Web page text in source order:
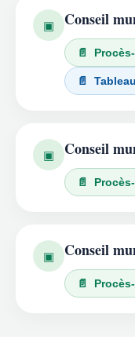
▣ Conseil
📄
📄
▣ Conseil
📄
▣ Conseil
📄